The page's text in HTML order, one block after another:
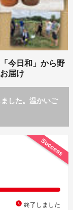
今日和」から野
届け
した。温かいご
Success
watch_later 終了しました